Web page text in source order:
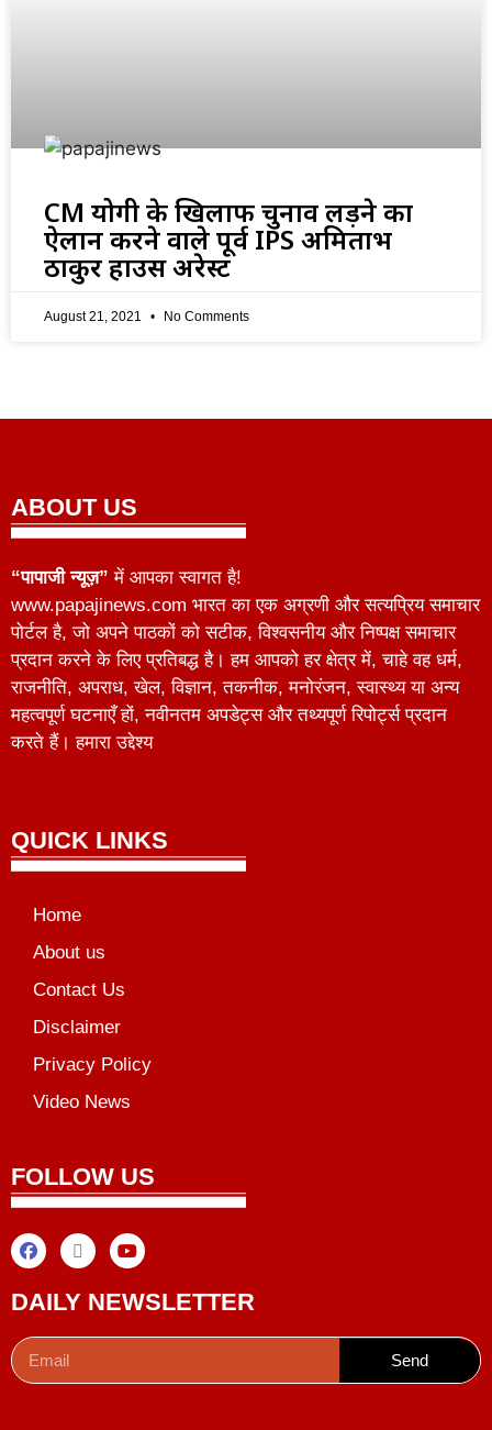
CM योगी के खिलाफ चुनाव लड़ने का
ऐलान करने वाले पूर्व IPS अमिताभ
ठाकुर हाउस अरेस्ट
August 21, 2021 No Comments
ABOUT US
“पापाजी न्यूज़” में आपका स्वागत है!
www.papajinews.com भारत का एक अग्रणी और सत्यप्रिय समाचार
पोर्टल है, जो अपने पाठकों को सटीक, विश्वसनीय और निष्पक्ष समाचार
प्रदान करने के लिए प्रतिबद्ध है। हम आपको हर क्षेत्र में, चाहे वह धर्म,
राजनीति, अपराध, खेल, विज्ञान, तकनीक, मनोरंजन, स्वास्थ्य या अन्य
महत्वपूर्ण घटनाएँ हों, नवीनतम अपडेट्स और तथ्यपूर्ण रिपोर्ट्स प्रदान
करते हैं। हमारा उद्देश्य
QUICK LINKS
Home
About us
Contact Us
Disclaimer
Privacy Policy
Video News
FOLLOW US
DAILY NEWSLETTER
Send